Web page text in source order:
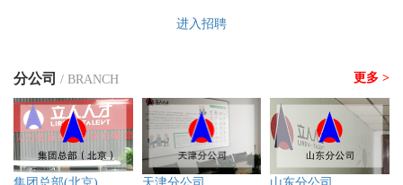
进入招聘
分公司 / BRANCH 更多 >